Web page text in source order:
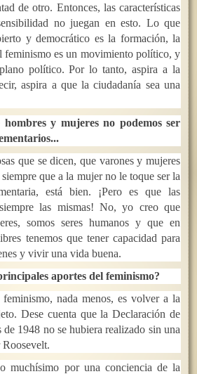
de otro. Entonces, las características
no juegan en esto. Lo que
y democrático es la formación, la
feminismo es un movimiento político, y
político. Por lo tanto, aspira a la
aspira a que la ciudadanía sea una
y mujeres no podemos ser
que se dicen, que varones y mujeres
que a la mujer no le toque ser la
está bien. ¡Pero es que las
las mismas! No, yo creo que
somos seres humanos y que en
tenemos que tener capacidad para
y vivir una vida buena.
aportes del feminismo?
nada menos, es volver a la
Dese cuenta que la Declaración de
1948 no se hubiera realizado sin una
muchísimo por una conciencia de la